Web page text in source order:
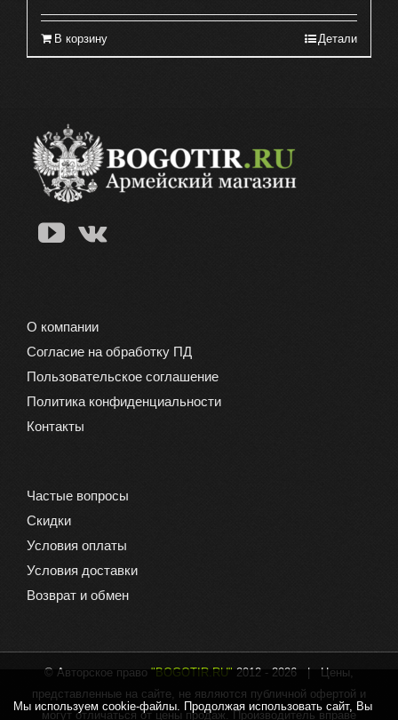
В корзину Детали
О компании
Согласие на обработку ПД
Пользовательское соглашение
Политика конфиденциальности
Контакты
Частые вопросы
Скидки
Условия оплаты
Условия доставки
Возврат и обмен
© Авторское право "BOGOTIR.RU" 2012 - 2026 | Цены,
представленные на сайте, не являются публичной офертой и
могут отличаться от цены продаж. Производитель вправе
Мы используем cookie-файлы. Продолжая использовать сайт, Вы